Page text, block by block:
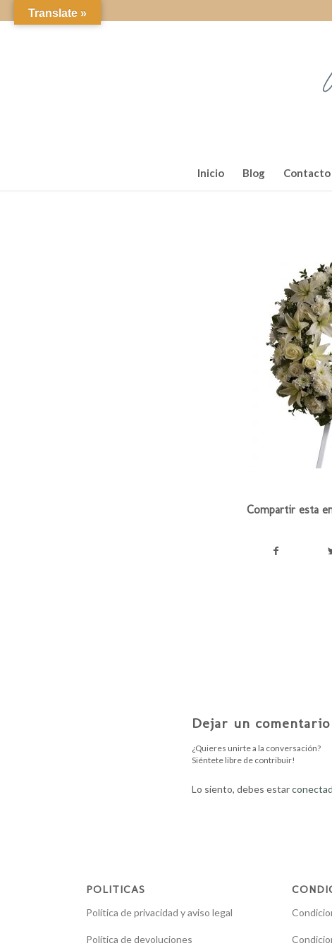
Inicio Blog Contacto
Compartir esta
Dejar un comentario
¿Quieres unirte a la conversación?
Siéntete libre de contribuir!
Lo siento, debes estar
POLITICAS
Política de privacidad y aviso legal
Política de devoluciones
Translate »